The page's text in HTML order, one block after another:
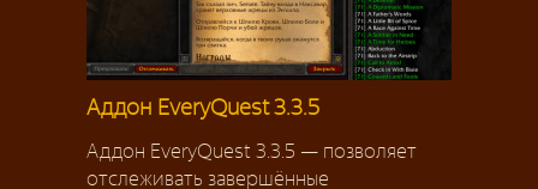
Аддон EveryQuest 3.3.5
Аддон EveryQuest 3.3.5 — позволяет
отслеживать завершённые